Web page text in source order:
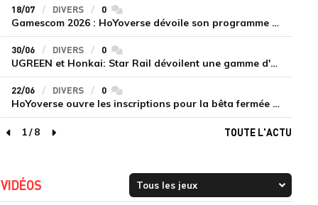
18/07 DIVERS 0commentaires
Gamescom 2026 : HoYoverse dévoile son programme et présente deux nouveaux jeux inédits
30/06 DIVERS 0commentaires
UGREEN et Honkai: Star Rail dévoilent une gamme d'accessoires de recharge en édition limitée
22/06 DIVERS 0commentaires
HoYoverse ouvre les inscriptions pour la bêta fermée de Honkai : Nexus Anima
page précédente
1/8
page suivante
TOUTE L'ACTU
VIDÉOS